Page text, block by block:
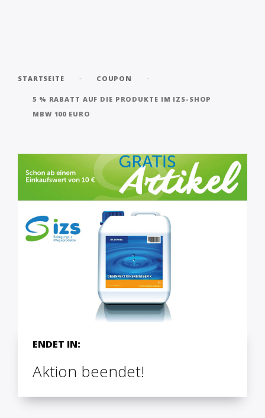
STARTSEITE - COUPON -
5 % RABATT AUF DIE PRODUKTE IM IZS-SHOP
MBW 100 EURO
ENDET IN:
Aktion beendet!